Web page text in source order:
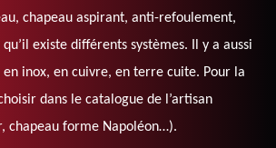
chapeau aspirant, anti-refoulement,
existe différents systèmes. Il y a aussi
inox, en cuivre, en terre cuite. Pour la
dans le catalogue de l’artisan
chapeau forme Napoléon…).